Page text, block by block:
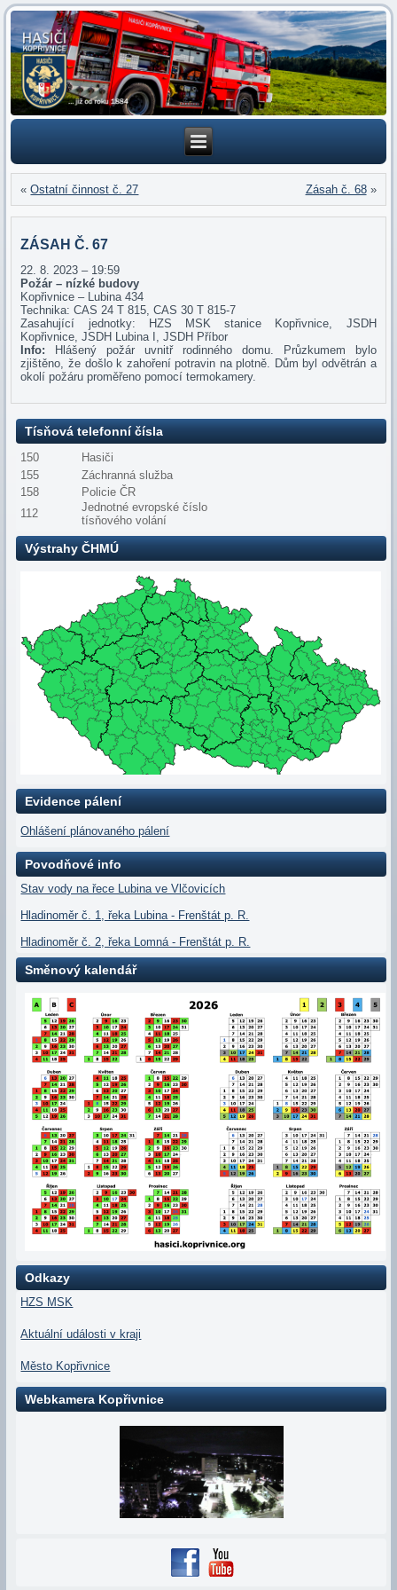
«Ostatní činnost č. 27 Zásah č. 68»
ZÁSAH Č. 67
22. 8. 2023 – 19:59
Požár – nízké budovy
Kopřivnice – Lubina 434
Technika: CAS 24 T 815, CAS 30 T 815-7
Zasahující jednotky: HZS MSK stanice Kopřivnice, JSDH
Kopřivnice, JSDH Lubina I, JSDH Příbor
Info: Hlášený požár uvnitř rodinného domu. Průzkumem bylo
zjištěno, že došlo k zahoření potravin na plotně. Dům byl odvětrán a
okolí požáru proměřeno pomocí termokamery.
Tísňová telefonní čísla
150
Hasiči
155
Záchranná služba
158
Policie ČR
112
Jednotné evropské číslo
tísňového volání
Výstrahy ČHMÚ
Evidence pálení
Ohlášení plánovaného pálení
Povodňové info
Stav vody na řece Lubina ve Vlčovicích
Hladinoměr č. 1, řeka Lubina - Frenštát p. R.
Hladinoměr č. 2, řeka Lomná - Frenštát p. R.
Směnový kalendář
Odkazy
HZS MSK
Aktuální události v kraji
Město Kopřivnice
Webkamera Kopřivnice